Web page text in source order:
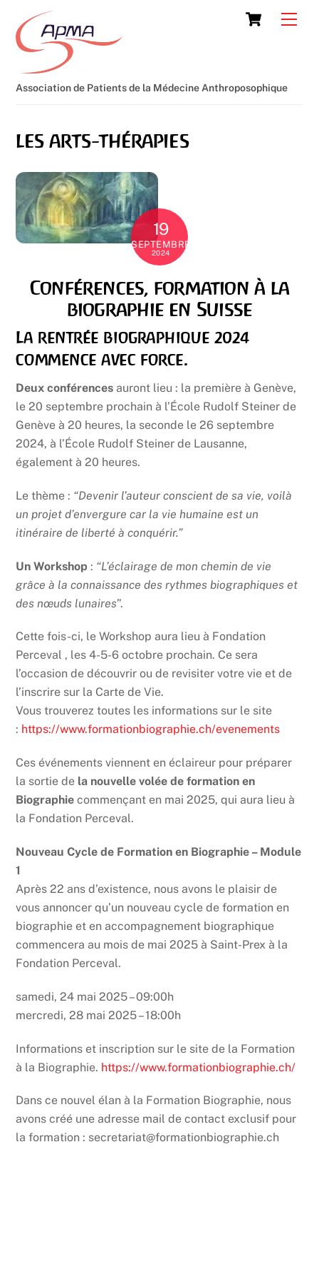
content
Cart
Association de Patients de la Médecine Anthroposophique
les arts-thérapies
19
SEPTEMBRE
2024
Conférences, formation à la
biographie en Suisse
La rentrée biographique 2024
commence avec force.
Deux conférences auront lieu : la première à Genève,
le 20 septembre prochain à l’École Rudolf Steiner de
Genève à 20 heures, la seconde le 26 septembre
2024, à l’École Rudolf Steiner de Lausanne,
également à 20 heures.
Le thème : “Devenir l’auteur conscient de sa vie, voilà
un projet d’envergure car la vie humaine est un
itinéraire de liberté à conquérir.”
Un Workshop : “L’éclairage de mon chemin de vie
grâce à la connaissance des rythmes biographiques et
des nœuds lunaires”.
Cette fois-ci, le Workshop aura lieu à Fondation
Perceval , les 4-5-6 octobre prochain. Ce sera
l’occasion de découvrir ou de revisiter votre vie et de
l’inscrire sur la Carte de Vie.
Vous trouverez toutes les informations sur le site
: https://www.formationbiographie.ch/evenements
Ces événements viennent en éclaireur pour préparer
la sortie de la nouvelle volée de formation en
Biographie commençant en mai 2025, qui aura lieu à
la Fondation Perceval.
Nouveau Cycle de Formation en Biographie – Module
1
Après 22 ans d’existence, nous avons le plaisir de
vous annoncer qu’un nouveau cycle de formation en
biographie et en accompagnement biographique
commencera au mois de mai 2025 à Saint-Prex à la
Fondation Perceval.
samedi, 24 mai 2025 –09:00h
mercredi, 28 mai 2025 –18:00h
Informations et inscription sur le site de la Formation
à la Biographie. https://www.formationbiographie.ch/
Dans ce nouvel élan à la Formation Biographie, nous
avons créé une adresse mail de contact exclusif pour
la formation : secretariat@formationbiographie.ch